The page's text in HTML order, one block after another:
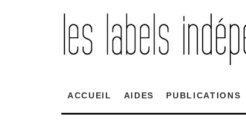
ACCUEIL AIDES PUBLICATIONS